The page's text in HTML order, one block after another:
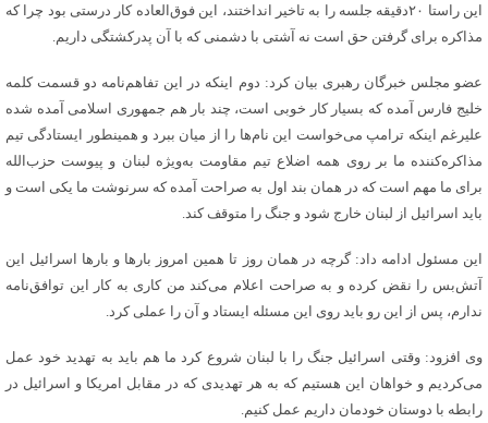
این راستا ۲۰دقیقه جلسه را به تاخیر انداختند، این فوق‌العاده کار درستی بود چرا که
مذاکره برای گرفتن حق است نه آشتی با دشمنی که با آن پدرکشتگی داریم.
عضو مجلس خبرگان رهبری بیان کرد: دوم اینکه در این تفاهم‌نامه دو قسمت کلمه
خلیج فارس آمده که بسیار کار خوبی است، چند بار هم جمهوری اسلامی آمده شده
علیرغم اینکه ترامپ می‌خواست این نام‌ها را از میان ببرد و همینطور ایستادگی تیم
مذاکره‌کننده ما بر روی همه اضلاع تیم مقاومت به‌ویژه لبنان و پیوست حزب‌الله
برای ما مهم است که در همان بند اول به صراحت آمده که سرنوشت ما یکی است و
باید اسرائیل از لبنان خارج شود و جنگ را متوقف کند.
این مسئول ادامه داد: گرچه در همان روز تا همین امروز بارها و بارها اسرائیل این
آتش‌بس را نقض کرده و به صراحت اعلام می‌کند من کاری به کار این توافق‌نامه
ندارم، پس از این رو باید روی این مسئله ایستاد و آن را عملی کرد‌.
وی افزود: وقتی اسرائیل جنگ را با لبنان شروع کرد ما هم باید به تهدید خود عمل
می‌کردیم و خواهان این هستیم که به هر تهدیدی که در مقابل امریکا و اسرائیل در
رابطه با دوستان خودمان داریم عمل کنیم‌.